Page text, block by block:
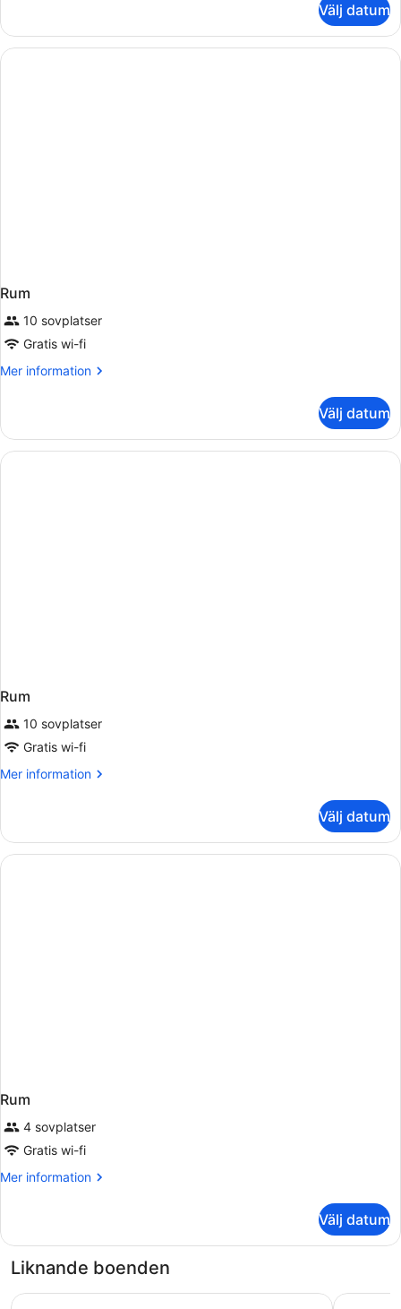
Välj datum
Rum
10 sovplatser
Gratis wi-fi
Mer information
Mer
Välj datum
Rum
10 sovplatser
Gratis wi-fi
Mer information
Mer
Välj datum
Rum
4 sovplatser
Gratis wi-fi
Mer information
Mer
Välj datum
Liknande boenden
Hotel Montecarlo Antico